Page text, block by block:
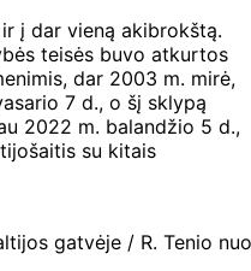
į dar vieną akibrokštą.
teisės buvo atkurtos
dar 2003 m. mirė,
7 d., o šį sklypą
2022 m. balandžio 5 d.,
su kitais
gatvėje / R. Tenio